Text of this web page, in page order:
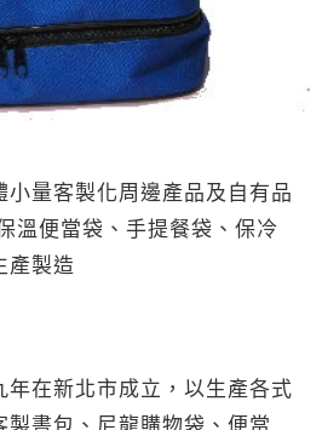
量客製化周邊產品及自有品
溫便當袋、手提餐袋、保冷
產製造
年在新北市成立，以生產各式